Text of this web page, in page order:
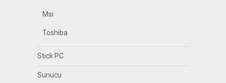
Msi
Toshiba
Stick PC
Sunucu